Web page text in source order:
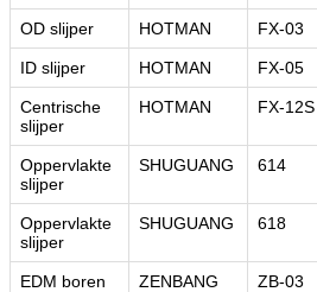
OD slijper HOTMAN FX-03
ID slijper HOTMAN FX-05
Centrische
slijper
HOTMAN FX-12S
Oppervlakte
slijper
SHUGUANG 614
Oppervlakte
slijper
SHUGUANG 618
EDM boren ZENBANG ZB-03